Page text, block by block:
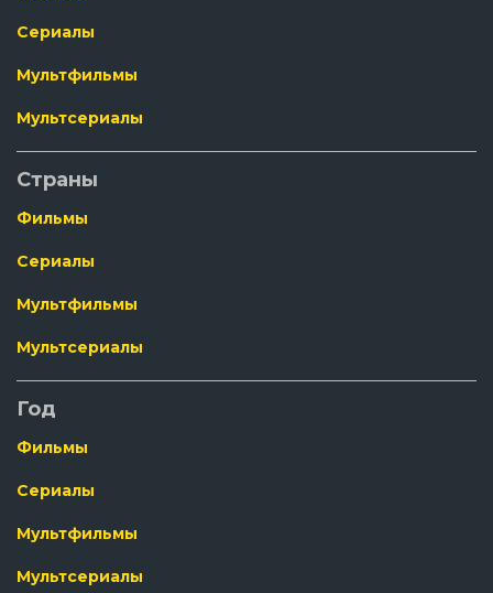
Сериалы
Мультфильмы
Мультсериалы
Страны
Фильмы
Сериалы
Мультфильмы
Мультсериалы
Год
Фильмы
Сериалы
Мультфильмы
Мультсериалы